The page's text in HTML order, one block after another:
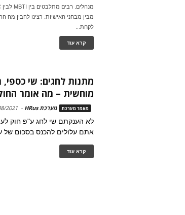
מבין מבחני האישיות. רצינו להבין מה
לקחת...
קרא עוד
מתנות לחגים: שי
מוחשית – מה אומר
מאמר מערכת מערכת HRus -
2021
לא הענקתם שי לחג ע"פ חוק
אתם עלולים להכנס בסכום של עד 35,280
קרא עוד